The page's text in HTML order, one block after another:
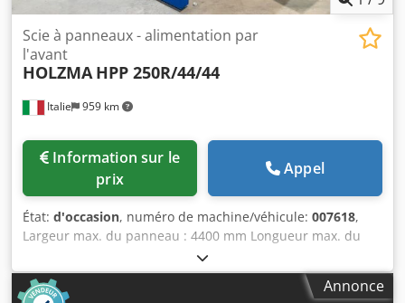
Italie 959 km
Scie à panneaux - alimentation par
l'avant
HOLZMA HPP 250R/44/44
prix
Appel
État: d'occasion, numéro de machine/véhicule: 007618,
Largeur max. du panneau : 4400 mm Longueur max. du
panneau : 4400 mm Djdju N Slijpfx Ahmock Saillie max. de
la lame principale : 75 mm Nombre de pinces de serrage :
7
Annonce